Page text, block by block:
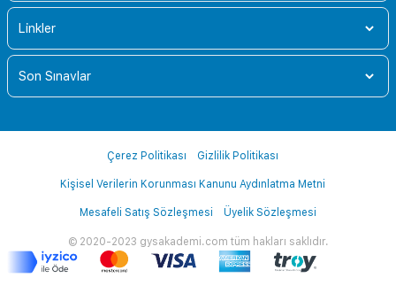
Linkler
Son Sınavlar
© 2020-2023 gysakademi.com tüm hakları saklıdır.
Çerez Politikası Gizlilik Politikası
Kişisel Verilerin Korunması Kanunu Aydınlatma Metni
Mesafeli Satış Sözleşmesi Üyelik Sözleşmesi